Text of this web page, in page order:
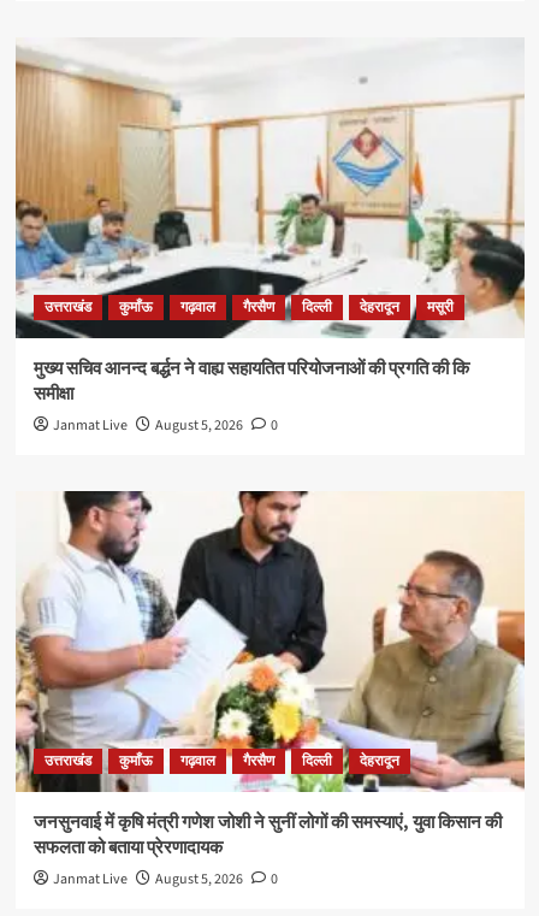
उत्तराखंड कुमाँऊ गढ़वाल गैरसैण दिल्ली देहरादून मसूरी
मुख्य सचिव आनन्द बर्द्धन ने वाह्य सहायतित परियोजनाओं की प्रगति की कि
समीक्षा
Janmat Live August 5, 2026 0
उत्तराखंड कुमाँऊ गढ़वाल गैरसैण दिल्ली देहरादून
जनसुनवाई में कृषि मंत्री गणेश जोशी ने सुनीं लोगों की समस्याएं, युवा किसान की
सफलता को बताया प्रेरणादायक
Janmat Live August 5, 2026 0